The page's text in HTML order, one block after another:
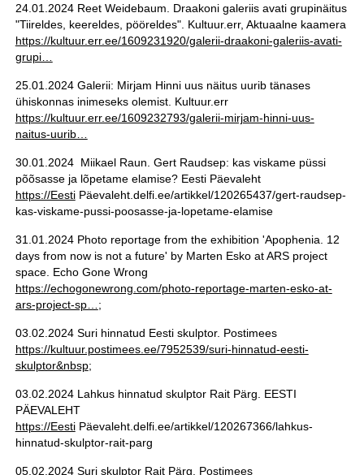
24.01.2024 Reet Weidebaum. Draakoni galeriis avati grupinäitus
"Tiireldes, keereldes, pööreldes". Kultuur.err, Aktuaalne kaamera
https://kultuur.err.ee/1609231920/galerii-draakoni-galeriis-avati-
grupi…
25.01.2024 Galerii: Mirjam Hinni uus näitus uurib tänases
ühiskonnas inimeseks olemist. Kultuur.err
https://kultuur.err.ee/1609232793/galerii-mirjam-hinni-uus-
naitus-uurib…
30.01.2024 Miikael Raun. Gert Raudsep: kas viskame püssi
põõsasse ja lõpetame elamise? Eesti Päevaleht
https://EestiPäevaleht.delfi.ee/artikkel/120265437/gert-raudsep-
kas-viskame-pussi-poosasse-ja-lopetame-elamise
31.01.2024 Photo reportage from the exhibition 'Apophenia. 12
days from now is not a future' by Marten Esko at ARS project
space. Echo Gone Wrong
https://echogonewrong.com/photo-reportage-marten-esko-at-
ars-project-sp… ;
03.02.2024 Suri hinnatud Eesti skulptor. Postimees
https://kultuur.postimees.ee/7952539/suri-hinnatud-eesti-
skulptor&nbsp;
03.02.2024 Lahkus hinnatud skulptor Rait Pärg. EESTI
PÄEVALEHT
https://EestiPäevaleht.delfi.ee/artikkel/120267366/lahkus-
hinnatud-skulptor-rait-parg
05.02.2024 Suri skulptor Rait Pärg. Postimees